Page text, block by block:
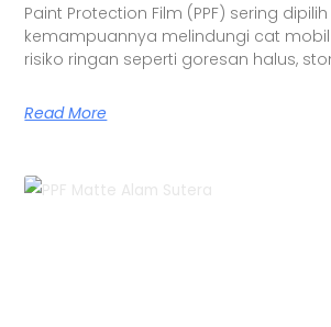
Paint Protection Film (PPF) sering
kemampuannya melindungi cat
risiko ringan seperti goresan halus,
Read More